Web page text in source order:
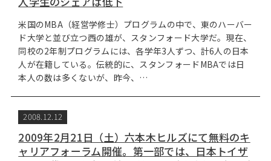
米国のMBA（経営学修士）プログラムの中で、東のハーバー
ド大学と並び立つ西の雄が、スタンフォード大学だ。現在、
同校の2年制プログラムには、各学年3人ずつ、計6人の日本
人が在籍している。伝統的に、スタンフォードMBAでは日
本人の数は多くないが、昨今、…
2008.12.12
2009年2月21日（土）六本木ヒルズにて無料のキ
ャリアフォーラム開催。第一部では、日本トイザ